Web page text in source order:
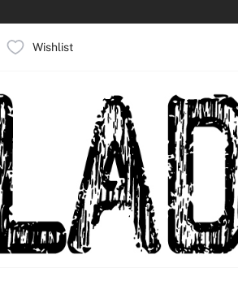
Wishlist